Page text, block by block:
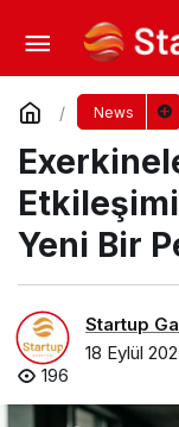
News
Yeni Bir
Startup
18 Eylül
196
Eylülde
Ekonomi ve
Yorum Yap